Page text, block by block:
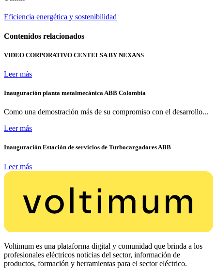
Eficiencia energética y sostenibilidad
Contenidos relacionados
VIDEO CORPORATIVO CENTELSA BY NEXANS
Leer más
Inauguración planta metalmecánica ABB Colombia
Como una demostración más de su compromiso con el desarrollo...
Leer más
Inauguración Estación de servicios de Turbocargadores ABB
Leer más
Voltimum es una plataforma digital y comunidad que brinda a los
profesionales eléctricos noticias del sector, información de
productos, formación y herramientas para el sector eléctrico.